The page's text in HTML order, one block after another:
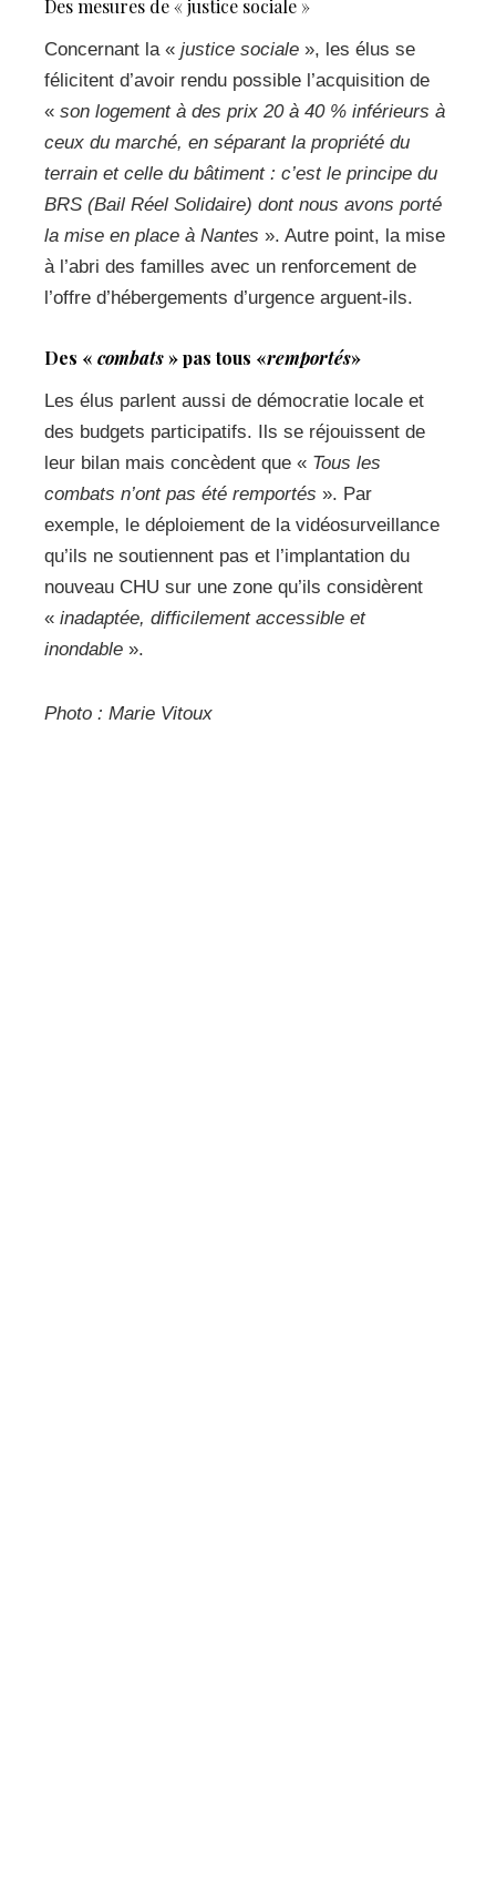
Des mesures de « justice sociale »
Concernant la « justice sociale », les élus se
félicitent d’avoir rendu possible l’acquisition de
« son logement à des prix 20 à 40 % inférieurs à
ceux du marché, en séparant la propriété du
terrain et celle du bâtiment : c’est le principe du
BRS (Bail Réel Solidaire) dont nous avons porté
la mise en place à Nantes ». Autre point, la mise
à l’abri des familles avec un renforcement de
l’offre d’hébergements d’urgence arguent-ils.
Des « combats» pas tous «remportés»
Les élus parlent aussi de démocratie locale et
des budgets participatifs. Ils se réjouissent de
leur bilan mais concèdent que « Tous les
combats n’ont pas été remportés ». Par
exemple, le déploiement de la vidéosurveillance
qu’ils ne soutiennent pas et l’implantation du
nouveau CHU sur une zone qu’ils considèrent
« inadaptée, difficilement accessible et
inondable ».
Photo : Marie Vitoux